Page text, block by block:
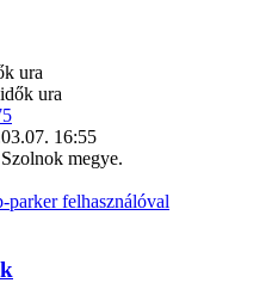
ura
16:55
Szolnok megye.
parker felhasználóval